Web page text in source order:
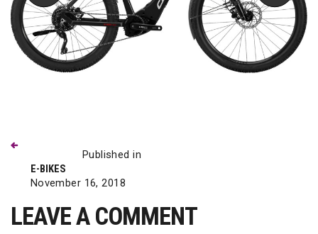
Published in
E-BIKES
November 16, 2018
LEAVE A COMMENT